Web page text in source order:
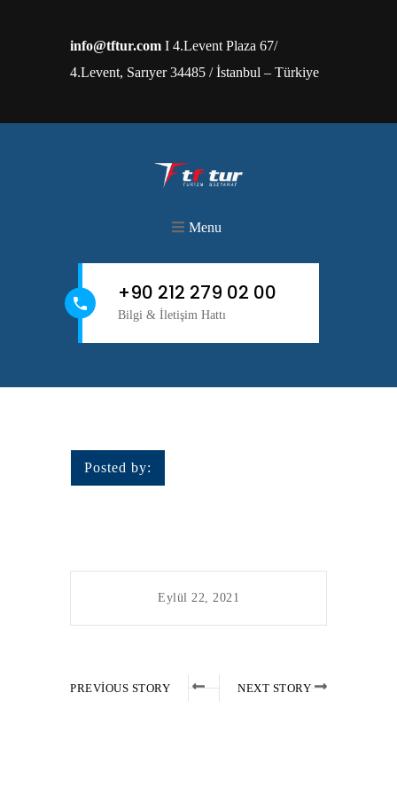
info@tftur.com I 4.Levent Plaza 67/
4.Levent, Sarıyer 34485 / İstanbul – Türkiye
Menu
+90 212 279 02 00
Bilgi & İletişim Hattı
Posted by:
Eylül 22, 2021
PREVIOUS STORY NEXT STORY